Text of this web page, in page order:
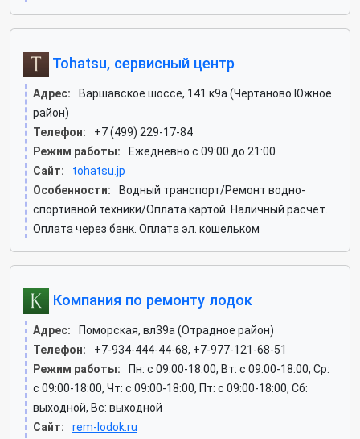
Tohatsu, сервисный центр
Адрес:
Варшавское шоссе, 141 к9а (Чертаново Южное
район)
Телефон:
+7 (499) 229-17-84
Режим работы:
Ежедневно с 09:00 до 21:00
Сайт:
tohatsu.jp
Особенности:
Водный транспорт/Ремонт водно-
спортивной техники/Оплата картой. Наличный расчёт.
Оплата через банк. Оплата эл. кошельком
Компания по ремонту лодок
Адрес:
Поморская, вл39а (Отрадное район)
Телефон:
+7-934-444-44-68, +7-977-121-68-51
Режим работы:
Пн: c 09:00-18:00, Вт: c 09:00-18:00, Ср:
c 09:00-18:00, Чт: c 09:00-18:00, Пт: c 09:00-18:00, Сб:
выходной, Вс: выходной
Сайт:
rem-lodok.ru